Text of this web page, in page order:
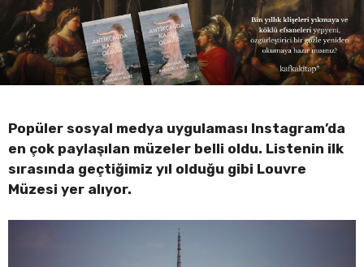
Popüler sosyal medya uygulaması Instagram’da
en çok paylaşılan müzeler belli oldu. Listenin ilk
sırasında geçtiğimiz yıl olduğu gibi Louvre
Müzesi yer alıyor.